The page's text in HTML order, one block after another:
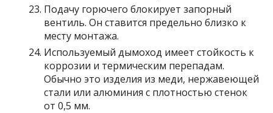
Подачу горючего блокирует запорный
вентиль. Он ставится предельно близко к
месту монтажа.
Используемый дымоход имеет стойкость к
коррозии и термическим перепадам.
Обычно это изделия из меди, нержавеющей
стали или алюминия с плотностью стенок
от 0,5 мм.